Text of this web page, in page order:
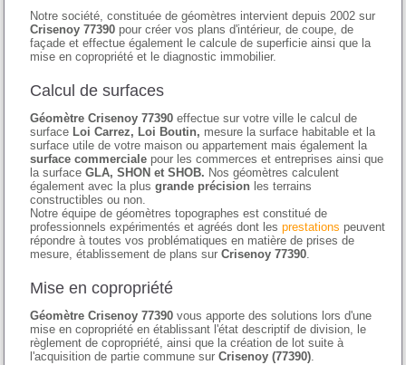
Notre société, constituée de géomètres intervient depuis 2002 sur
Crisenoy 77390 pour créer vos plans d'intérieur, de coupe, de
façade et effectue également le calcule de superficie ainsi que la
mise en copropriété et le diagnostic immobilier.
Calcul de surfaces
Géomètre Crisenoy 77390 effectue sur votre ville le calcul de
surface Loi Carrez, Loi Boutin, mesure la surface habitable et la
surface utile de votre maison ou appartement mais également la
surface commerciale pour les commerces et entreprises ainsi que
la surfaceGLA, SHON et SHOB. Nos géomètres calculent
également avec la plusgrande précision les terrains
constructibles ou non.
Notre équipe de géomètres topographes est constitué de
professionnels expérimentés et agréés dont lesprestations peuvent
répondre à toutes vos problématiques en matière de prises de
mesure, établissement de plans surCrisenoy 77390.
Mise en copropriété
Géomètre Crisenoy 77390 vous apporte des solutions lors d'une
mise en copropriété en établissant l'état descriptif de division, le
règlement de copropriété, ainsi que la création de lot suite à
l'acquisition de partie commune surCrisenoy (77390).